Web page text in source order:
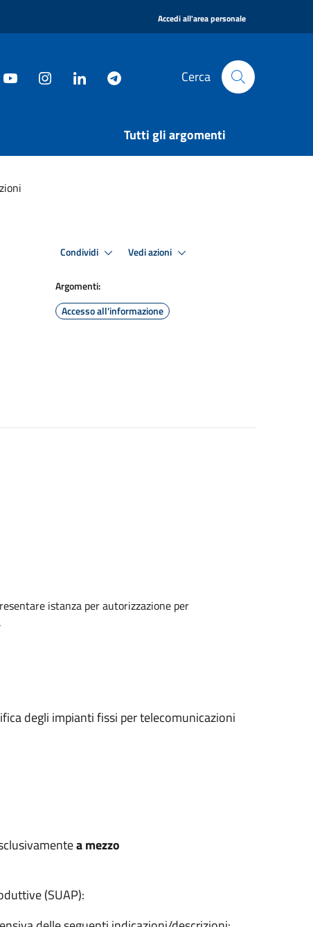
Accedi all'area personale
Cerca
Tutti gli argomenti
Condividi Vedi azioni
Argomenti:
Accesso all'informazione
istanza per autorizzazione per
degli impianti fissi per telecomunicazioni
a mezzo
(SUAP):